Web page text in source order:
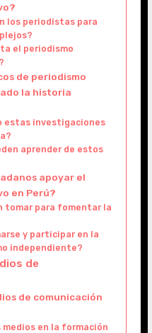
los periodistas para
el periodismo
de periodismo
la historia
estas investigaciones
aprender de estos
apoyar el
en Perú?
tomar para fomentar la
y participar en la
independiente?
de
de comunicación
medios en la formación